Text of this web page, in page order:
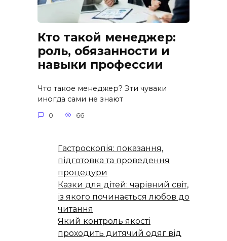
Кто такой менеджер:
роль, обязанности и
навыки профессии
Что такое менеджер? Эти чуваки
иногда сами не знают
0 66
Гастроскопія: показання,
підготовка та проведення
процедури
Казки для дітей: чарівний світ,
із якого починається любов до
читання
Який контроль якості
проходить дитячий одяг від